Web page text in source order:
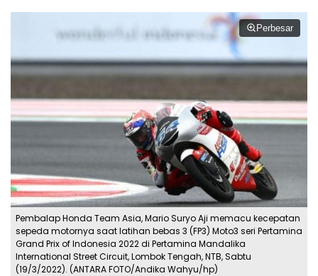
Perbesar
Pembalap Honda Team Asia, Mario Suryo Aji memacu kecepatan
sepeda motornya saat latihan bebas 3 (FP3) Moto3 seri Pertamina
Grand Prix of Indonesia 2022 di Pertamina Mandalika
International Street Circuit, Lombok Tengah, NTB, Sabtu
(19/3/2022). (ANTARA FOTO/Andika Wahyu/hp)